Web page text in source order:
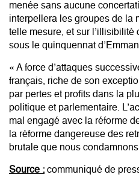
menée sans aucune
interpellera les groupes de la
telle mesure, et sur
sous le quinquennat
« A force d’attaques
français, riche de son
par pertes et profits dans la
politique et parlementaire.
mal engagé avec la réforme
la réforme dangereuse des
brutale que nous
Source : communiqué de